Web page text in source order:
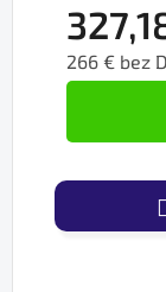
266 € bez